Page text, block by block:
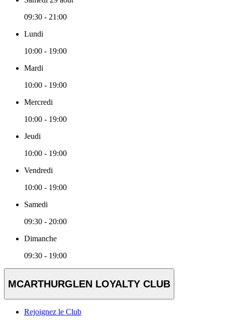
09:30 - 21:00
Lundi
10:00 - 19:00
Mardi
10:00 - 19:00
Mercredi
10:00 - 19:00
Jeudi
10:00 - 19:00
Vendredi
10:00 - 19:00
Samedi
09:30 - 20:00
Dimanche
09:30 - 19:00
MCARTHURGLEN LOYALTY CLUB
Rejoignez le Club